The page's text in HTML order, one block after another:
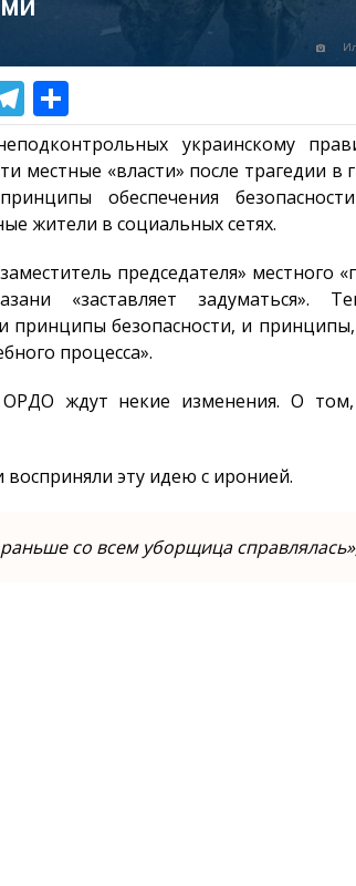
украинскому
местные «власти» после трагедии в
обеспечения
жители в социальных сетях.
председателя» местного
«заставляет задуматься».
принципы безопасности, и
процесса».
ждут некие изменения. О
эту идею с иронией.
со всем уборщица